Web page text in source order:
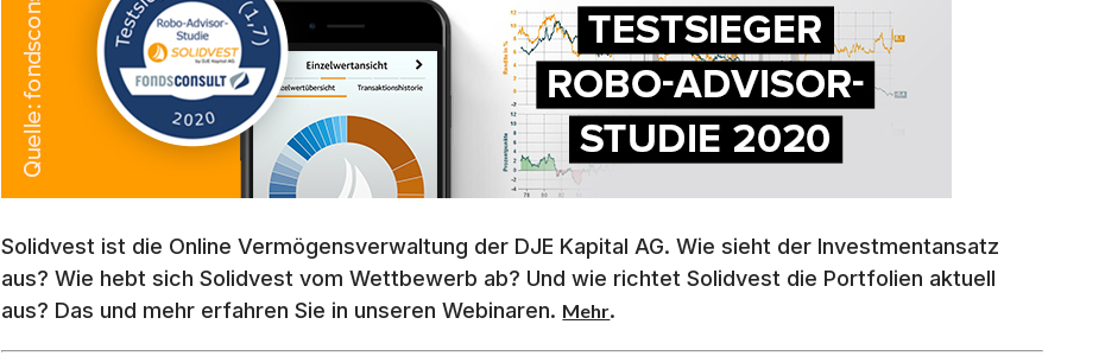
Solidvest ist die Online Vermögensverwaltung der DJE Kapital AG. Wie sieht der Investmentansatz
aus? Wie hebt sich Solidvest vom Wettbewerb ab? Und wie richtet Solidvest die Portfolien aktuell
aus? Das und mehr erfahren Sie in unseren Webinaren. Mehr.